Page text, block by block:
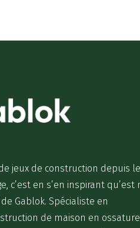
jeux de construction depuis
c’est en s’en inspirant qu’est
Gablok. Spécialiste en
de maison en